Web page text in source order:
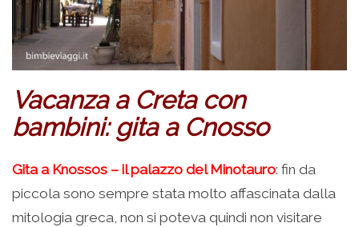
Vacanza a Creta con
bambini: gita a Cnosso
Gita a Knossos – il palazzo del Minotauro: fin da
piccola sono sempre stata molto affascinata dalla
mitologia greca, non si poteva quindi non visitare